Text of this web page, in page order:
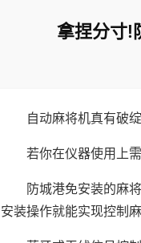
拿捏分寸!
自动麻将机真有破
若你在仪器使用上
防城港免安装的麻
安装操作就能实现控制